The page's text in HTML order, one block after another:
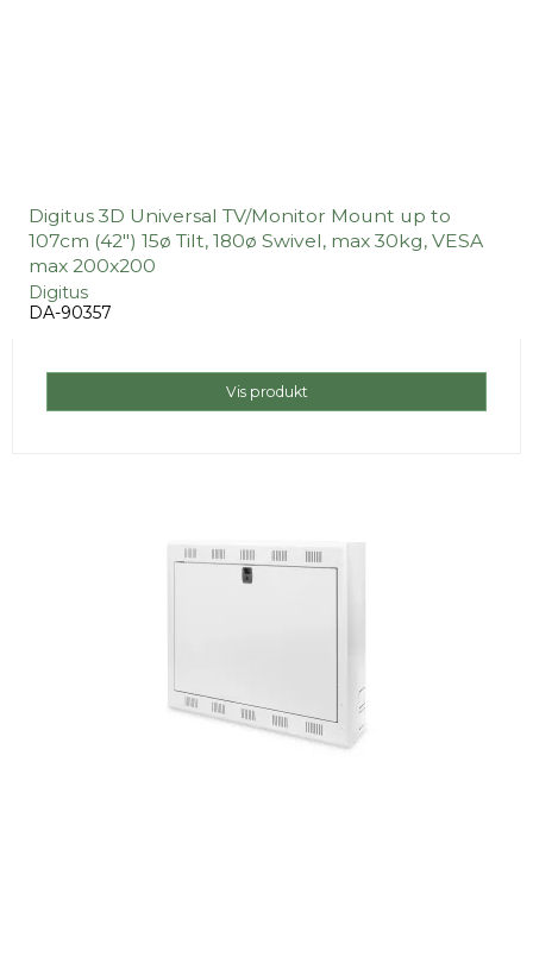
Digitus 3D Universal TV/Monitor Mount up to
107cm (42") 15ø Tilt, 180ø Swivel, max 30kg, VESA
max 200x200
Digitus
DA-90357
Vis produkt